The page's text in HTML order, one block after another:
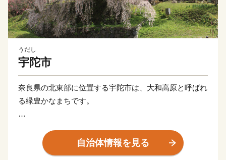
うだし
宇陀市
奈良県の北東部に位置する宇陀市は、大和高原と呼ばれ
る緑豊かなまちです。
麻呂が魅了されたかぎろひ、水の分配を司る水分神社な
ど、歴史と自然が暮らしの中に息づいています。また、
自治体情報を見る